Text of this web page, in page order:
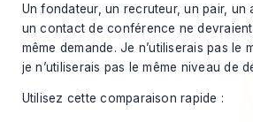
Un fondateur, un recruteur, un pair, un
un contact de conférence ne
même demande. Je n’utiliserais pas le
je n’utiliserais pas le même niveau de
Utilisez cette comparaison rapide :